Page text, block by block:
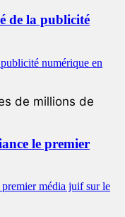
de la publicité
de millions de
le premier